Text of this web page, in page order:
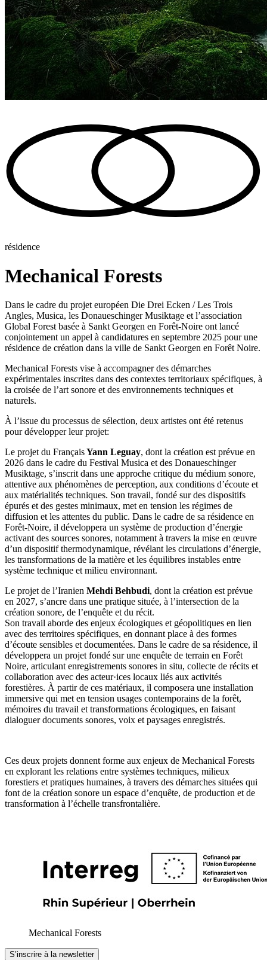
résidence
Mechanical Forests
Dans le cadre du projet européen Die Drei Ecken / Les Trois
Angles, Musica, les Donaueschinger Musiktage et l’association
Global Forest basée à Sankt Georgen en Forêt-Noire ont lancé
conjointement un appel à candidatures en septembre 2025 pour une
résidence de création dans la ville de Sankt Georgen en Forêt Noire.
Mechanical Forests vise à accompagner des démarches
expérimentales inscrites dans des contextes territoriaux spécifiques, à
la croisée de l’art sonore et des environnements techniques et
naturels.
À l’issue du processus de sélection, deux artistes ont été retenus
pour développer leur projet:
Le projet du FrançaisYann Leguay, dont la création est prévue en
2026 dans le cadre du Festival Musica et des Donaueschinger
Musiktage, s’inscrit dans une approche critique du médium sonore,
attentive aux phénomènes de perception, aux conditions d’écoute et
aux matérialités techniques. Son travail, fondé sur des dispositifs
épurés et des gestes minimaux, met en tension les régimes de
diffusion et les attentes du public. Dans le cadre de sa résidence en
Forêt-Noire, il développera un système de production d’énergie
activant des sources sonores, notamment à travers la mise en œuvre
d’un dispositif thermodynamique, révélant les circulations d’énergie,
les transformations de la matière et les équilibres instables entre
système technique et milieu environnant.
Le projet de l’Iranien Mehdi Behbudi, dont la création est prévue
en 2027, s’ancre dans une pratique située, à l’intersection de la
création sonore, de l’enquête et du récit.
Son travail aborde des enjeux écologiques et géopolitiques en lien
avec des territoires spécifiques, en donnant place à des formes
d’écoute sensibles et documentées. Dans le cadre de sa résidence, il
développera un projet fondé sur une enquête de terrain en Forêt
Noire, articulant enregistrements sonores in situ, collecte de récits et
collaboration avec des acteur·ices locaux liés aux activités
forestières. À partir de ces matériaux, il composera une installation
immersive qui met en tension usages contemporains de la forêt,
mémoires du travail et transformations écologiques, en faisant
dialoguer documents sonores, voix et paysages enregistrés.
Ces deux projets donnent forme aux enjeux de Mechanical Forests
en explorant les relations entre systèmes techniques, milieux
forestiers et pratiques humaines, à travers des démarches situées qui
font de la création sonore un espace d’enquête, de production et de
transformation à l’échelle transfrontalière.
Mechanical Forests
S’inscrire à la newsletter